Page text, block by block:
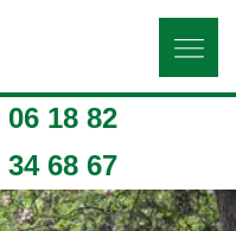
06 18 82
34 68 67